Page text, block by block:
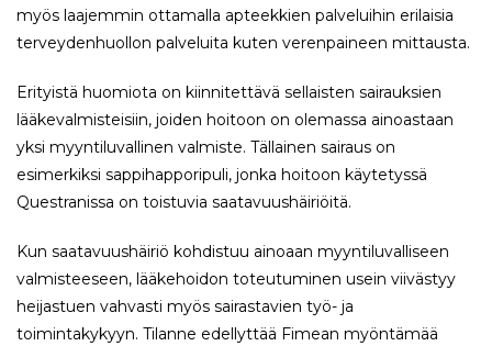
myös laajemmin ottamalla apteekkien palveluihin erilaisia
terveydenhuollon palveluita kuten verenpaineen mittausta.
Erityistä huomiota on kiinnitettävä sellaisten sairauksien
lääkevalmisteisiin, joiden hoitoon on olemassa ainoastaan
yksi myyntiluvallinen valmiste. Tällainen sairaus on
esimerkiksi sappihapporipuli, jonka hoitoon käytetyssä
Questranissa on toistuvia saatavuushäiriöitä.
Kun saatavuushäiriö kohdistuu ainoaan myyntiluvalliseen
valmisteeseen, lääkehoidon toteutuminen usein viivästyy
heijastuen vahvasti myös sairastavien työ- ja
toimintakykyyn. Tilanne edellyttää Fimean myöntämää